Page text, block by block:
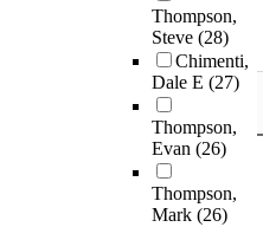
Thompson,
Steve (28)
Chimenti,
Dale E (27)
Thompson,
Evan (26)
Thompson,
Mark (26)